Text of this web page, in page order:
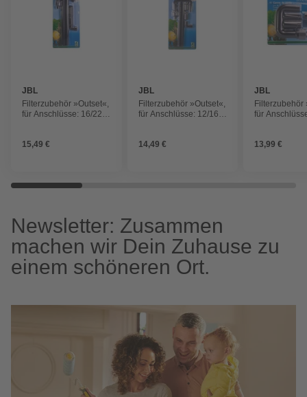
JBL
Filterzubehör »Outset«,
für Anschlüsse: 16/22
15,49 €
JBL
Filterzubehör »Outset«,
für Anschlüsse: 12/16
14,49 €
JBL
Filterzubehör
für
13,99 €
Newsletter: Zusammen
machen wir Dein Zuhause zu
einem schöneren Ort.